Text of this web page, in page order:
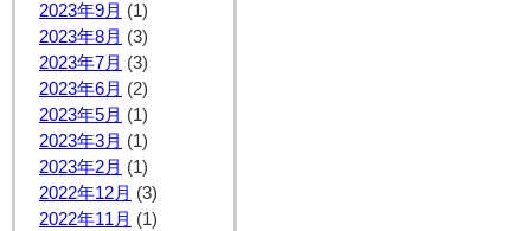
2023年9月 (1)
2023年8月 (3)
2023年7月 (3)
2023年6月 (2)
2023年5月 (1)
2023年3月 (1)
2023年2月 (1)
2022年12月 (3)
2022年11月 (1)